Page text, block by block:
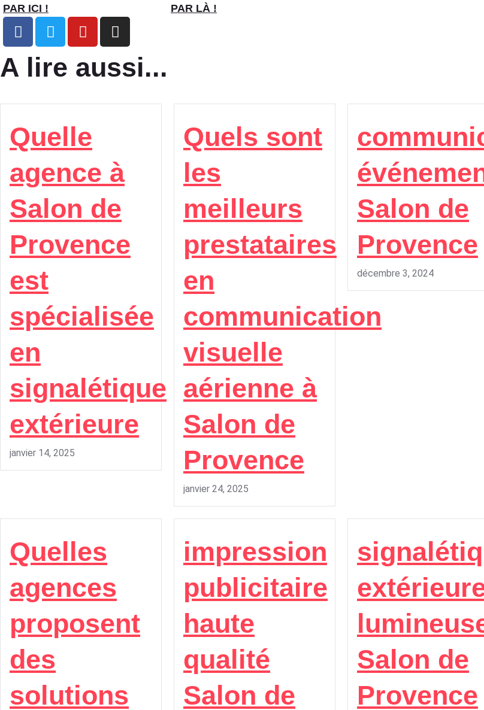
PAR ICI ! PAR LÀ !
A lire aussi...
Quelle
agence à
Salon de
Provence
est
spécialisée
en
signalétique
extérieure
janvier 14, 2025
Quels sont
les
meilleurs
prestataires
en
communication
visuelle
aérienne à
Salon de
Provence
janvier 24, 2025
Salon de
Provence
décembre 3, 2024
Quelles
agences
proposent
des
solutions
impression
publicitaire
haute
qualité
Salon de
Salon de
Provence